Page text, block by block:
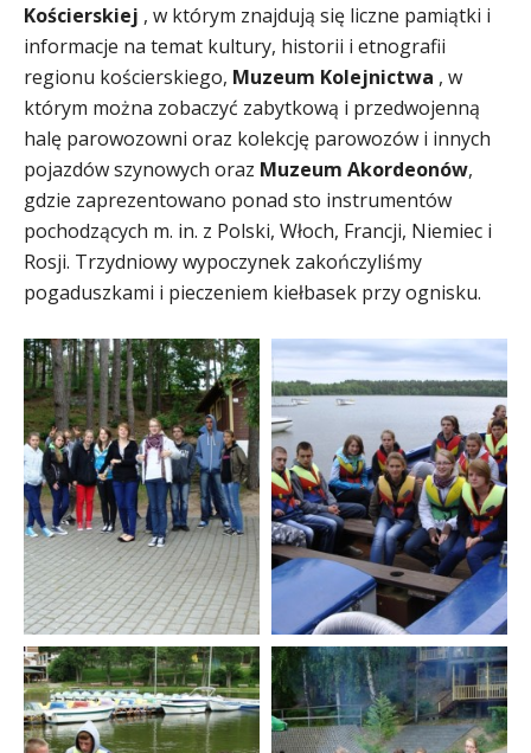
Kościerskiej , w którym znajdują się liczne pamiątki i
informacje na temat kultury, historii i etnografii
regionu kościerskiego, Muzeum Kolejnictwa , w
którym można zobaczyć zabytkową i przedwojenną
halę parowozowni oraz kolekcję parowozów i innych
pojazdów szynowych oraz Muzeum Akordeonów,
gdzie zaprezentowano ponad sto instrumentów
pochodzących m. in. z Polski, Włoch, Francji, Niemiec i
Rosji. Trzydniowy wypoczynek zakończyliśmy
pogaduszkami i pieczeniem kiełbasek przy ognisku.